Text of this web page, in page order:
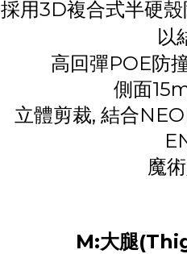
採用3D複合式半硬
以
高回彈POE防
側面
立體剪裁, 結合
魔
M:大腿